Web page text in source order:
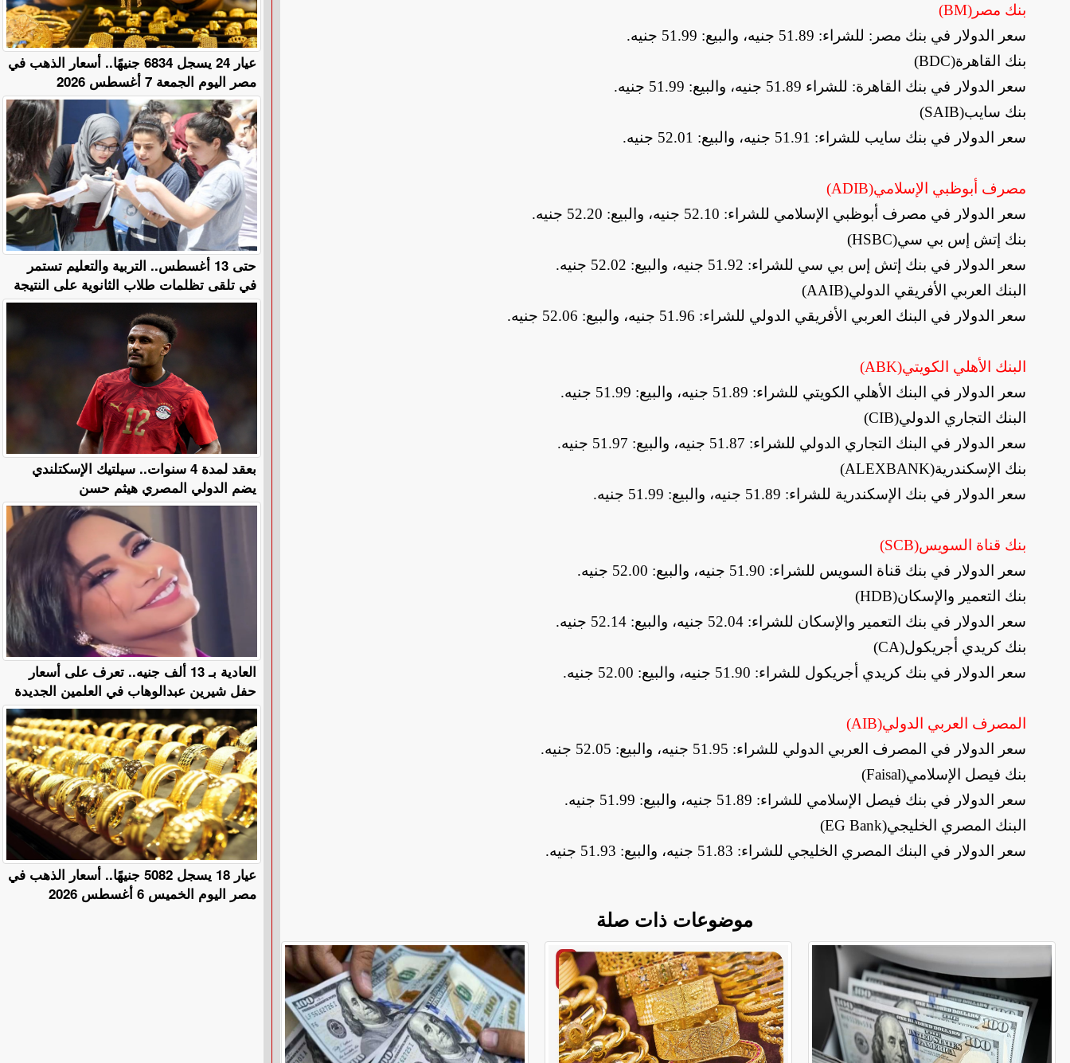
بنك مصر (BM)
سعر الدولار في بنك مصر: للشراء: 51.89 جنيه، والبيع: 51.99 جنيه
.
بنك القاهرة(BDC)
سعر الدولار في بنك القاهرة: للشراء 51.89 جنيه، والبيع: 51.99 جنيه
.
بنك سايب(SAIB)
سعر الدولار في بنك سايب للشراء: 51.91 جنيه، والبيع: 52.01 جنيه
.
مصرف أبوظبي الإسلامي(ADIB)
سعر الدولار في مصرف أبوظبي الإسلامي للشراء: 52.10 جنيه، والبيع: 52.20 جنيه
.
بنك إتش إس بي سي(HSBC)
سعر الدولار في بنك إتش إس بي سي للشراء: 51.92 جنيه، والبيع: 52.02 جنيه
.
البنك العربي الأفريقي الدولي(AAIB)
سعر الدولار في البنك العربي الأفريقي الدولي للشراء: 51.96 جنيه، والبيع: 52.06 جنيه
.
البنك الأهلي الكويتي(ABK)
سعر الدولار في البنك الأهلي الكويتي للشراء: 51.89 جنيه، والبيع: 51.99 جنيه
.
البنك التجاري الدولي(CIB)
سعر الدولار في البنك التجاري الدولي للشراء: 51.87 جنيه، والبيع: 51.97 جنيه
.
بنك الإسكندرية(ALEXBANK)
سعر الدولار في بنك الإسكندرية للشراء: 51.89 جنيه، والبيع: 51.99 جنيه
.
بنك قناة السويس(SCB)
سعر الدولار في بنك قناة السويس للشراء: 51.90 جنيه، والبيع: 52.00 جنيه
.
بنك التعمير والإسكان(HDB)
سعر الدولار في بنك التعمير والإسكان للشراء: 52.04 جنيه، والبيع: 52.14 جنيه
.
بنك كريدي أجريكول(CA)
سعر الدولار في بنك كريدي أجريكول للشراء: 51.90 جنيه، والبيع: 52.00 جنيه
.
المصرف العربي الدولي(AIB)
سعر الدولار في المصرف العربي الدولي للشراء: 51.95 جنيه، والبيع: 52.05 جنيه
.
بنك فيصل الإسلامي(Faisal)
سعر الدولار في بنك فيصل الإسلامي للشراء: 51.89 جنيه، والبيع: 51.99 جنيه
.
البنك المصري الخليجي(EG Bank)
سعر الدولار في البنك المصري الخليجي للشراء: 51.83 جنيه، والبيع: 51.93 جنيه
.
موضوعات ذات صلة
عيار 24 يسجل 6834 جنيهًا.. أسعار الذهب في
مصر اليوم الجمعة 7 أغسطس 2026
حتى 13 أغسطس.. التربية والتعليم تستمر
في تلقى تظلمات طلاب الثانوية على النتيجة
بعقد لمدة 4 سنوات.. سيلتيك الإسكتلندي
يضم الدولي المصري هيثم حسن
العادية بـ 13 ألف جنيه.. تعرف على أسعار
حفل شيرين عبدالوهاب في العلمين الجديدة
عيار 18 يسجل 5082 جنيهًا.. أسعار الذهب في
مصر اليوم الخميس 6 أغسطس 2026